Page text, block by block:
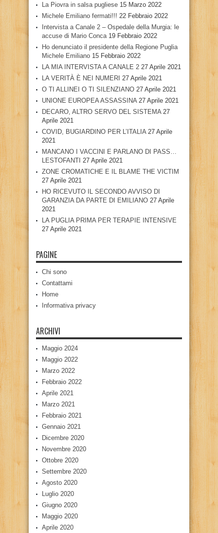
La Piovra in salsa pugliese 15 Marzo 2022
Michele Emiliano fermati!!! 22 Febbraio 2022
Intervista a Canale 2 – Ospedale della Murgia: le
accuse di Mario Conca 19 Febbraio 2022
Ho denunciato il presidente della Regione Puglia
Michele Emiliano 15 Febbraio 2022
LA MIA INTERVISTA A CANALE 2 27 Aprile 2021
LA VERITÀ È NEI NUMERI 27 Aprile 2021
O TI ALLINEI O TI SILENZIANO 27 Aprile 2021
UNIONE EUROPEA ASSASSINA 27 Aprile 2021
DECARO, ALTRO SERVO DEL SISTEMA 27
Aprile 2021
COVID, BUGIARDINO PER L’ITALIA 27 Aprile
2021
MANCANO I VACCINI E PARLANO DI PASS…
LESTOFANTI 27 Aprile 2021
ZONE CROMATICHE E IL BLAME THE VICTIM
27 Aprile 2021
HO RICEVUTO IL SECONDO AVVISO DI
GARANZIA DA PARTE DI EMILIANO 27 Aprile
2021
LA PUGLIA PRIMA PER TERAPIE INTENSIVE
27 Aprile 2021
PAGINE
Chi sono
Contattami
Home
Informativa privacy
ARCHIVI
Maggio 2024
Maggio 2022
Marzo 2022
Febbraio 2022
Aprile 2021
Marzo 2021
Febbraio 2021
Gennaio 2021
Dicembre 2020
Novembre 2020
Ottobre 2020
Settembre 2020
Agosto 2020
Luglio 2020
Giugno 2020
Maggio 2020
Aprile 2020